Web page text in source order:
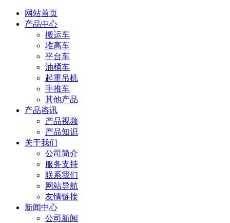
网站首页
产品中心
搬运车
堆高车
平台车
油桶车
起重吊机
手推车
其他产品
产品咨讯
产品视频
产品知识
关于我们
公司简介
服务支持
联系我们
网站导航
友情链接
新闻中心
公司新闻